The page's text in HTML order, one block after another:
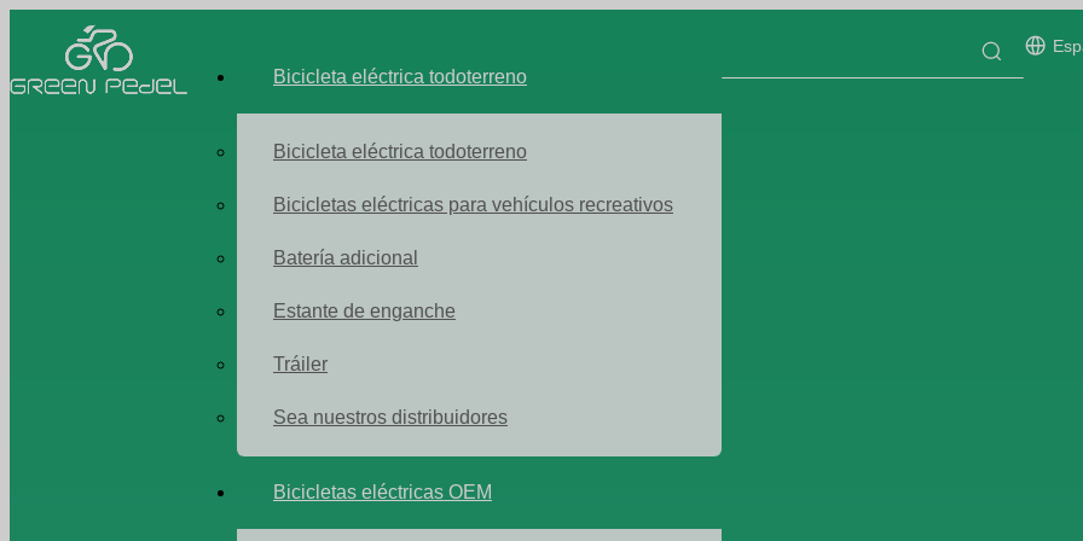
Bicicleta eléctrica todoterreno
Bicicleta eléctrica todoterreno
Bicicletas eléctricas para vehículos recreativos
Batería adicional
Estante de enganche
Tráiler
Sea nuestros distribuidores
Bicicletas eléctricas OEM